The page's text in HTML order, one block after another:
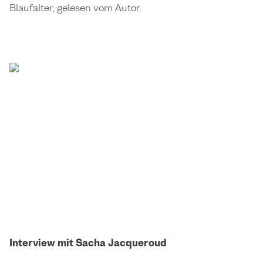
Blaufalter, gelesen vom Autor.
Interview mit Sacha Jacqueroud